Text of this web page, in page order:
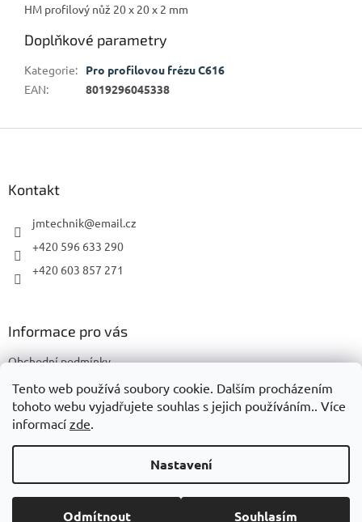
Tento web používá soubory cookie. Dalším procházením
tohoto webu vyjadřujete souhlas s jejich používáním.. Více
informací zde.
Nastavení
Odmítnout Souhlasím
HM profilový nůž 20 x 20 x 2 mm
Doplňkové parametry
Kategorie:
Pro profilovou frézu C616
EAN: 8019296045338
Kontakt
jmtechnik@email.cz
+420 596 633 290
+420 603 857 271
Informace pro vás
Obchodní podmínky
Podmínky ochrany osobních údajů
Copyright 2026JMTechnik. Všechna práva vyhrazena.Upravit